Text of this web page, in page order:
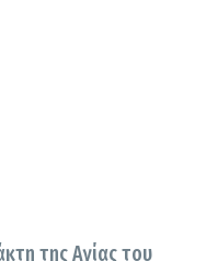
της Αγίας του